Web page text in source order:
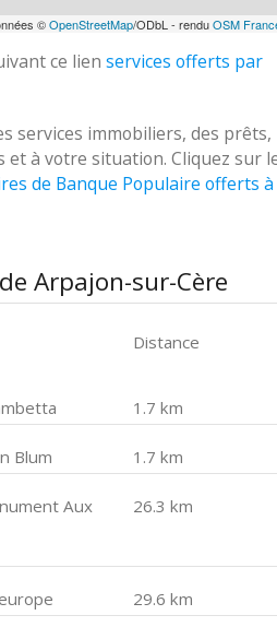
©OpenStreetMap/ODbL - renduOSM
ce lien services offerts par
services immobiliers, des prêts,
et à votre situation. Cliquez sur
de Banque Populaire offerts à
Arpajon-sur-Cère
Distance
1.7 km
Blum 1.7 km
Aux
26.3 km
29.6 km